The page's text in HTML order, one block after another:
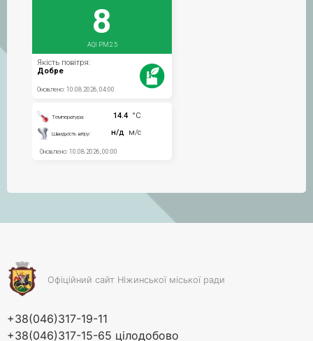
Офіційний сайт Ніжинської міської ради
+38(046)317-19-11
+38(046)317-15-65 цілодобово